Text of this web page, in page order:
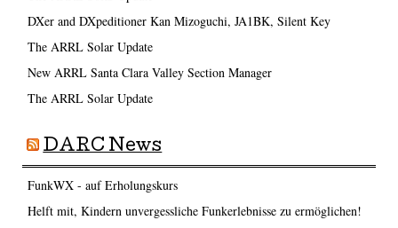
DXer and DXpeditioner Kan Mizoguchi, JA1BK, Silent Key
The ARRL Solar Update
New ARRL Santa Clara Valley Section Manager
The ARRL Solar Update
DARC News
FunkWX - auf Erholungskurs
Helft mit, Kindern unvergessliche Funkerlebnisse zu ermöglichen!